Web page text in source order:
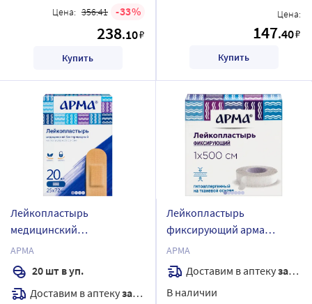
Цена: 356.41 33
238.10₽
Купить
Цена:
147.40₽
Купить
Лейкопластырь
медицинский
бактерицидный на
полимерной основе с
хлоргексидина
биглюконатом арма
АРМА
20 шт в уп.
Доставим в аптекузавтра
Лейкопластырь
фиксирующий арма
белого цвета 1х500 см
АРМА
Доставим в аптекузавтра
В наличии